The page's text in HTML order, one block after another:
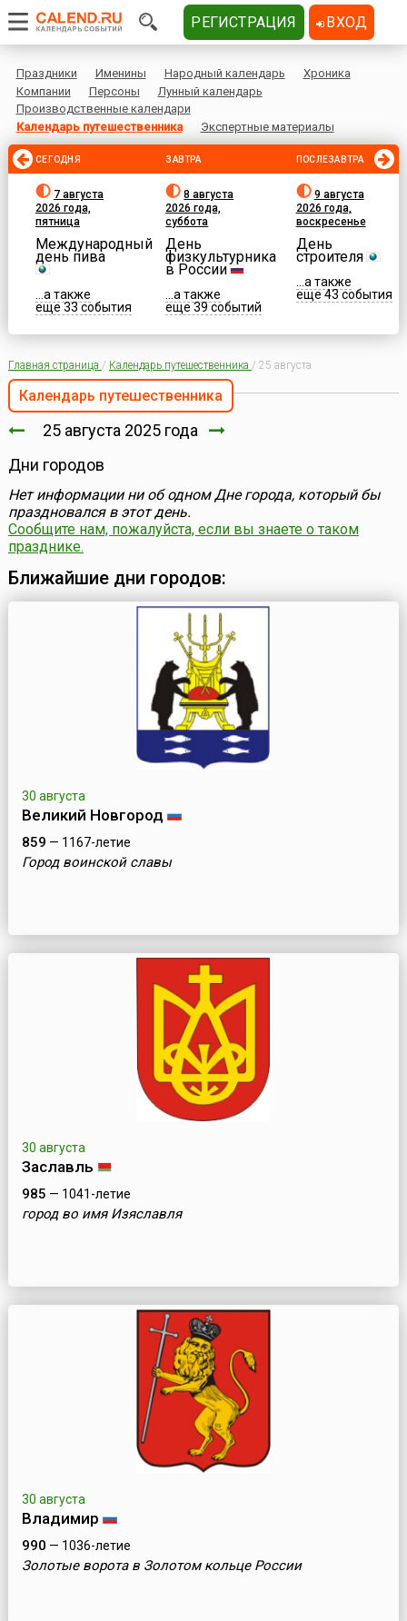
Праздники Именины Народный календарь
Хроника
Компании
Персоны
Лунный календарь
Производственные календари
Календарь путешественника
Экспертные материалы
СЕГОДНЯ
7 августа
2026 года,
пятница
Международный
день пива
...а также
еще 33 события
ЗАВТРА
8 августа
2026 года,
суббота
День
физкультурника
в России
...а также
еще 39 событий
ПОСЛЕЗАВТРА
9 августа
2026 года,
воскресенье
День
строителя
...а также
еще 43 события
Главная страница / Календарь путешественника / 25 августа
Календарь путешественника
25 августа 2025 года
Дни городов
Нет информации ни об одном Дне города, который бы
праздновался в этот день.
Сообщите нам, пожалуйста, если вы знаете о таком
празднике.
Ближайшие дни городов:
30 августа
Великий Новгород
859 — 1167-летие
Город воинской славы
30 августа
Заславль
985 — 1041-летие
город во имя Изяславля
30 августа
Владимир
990 — 1036-летие
Золотые ворота в Золотом кольце России
РЕГИСТРАЦИЯ ВХОД